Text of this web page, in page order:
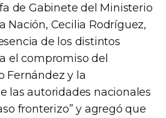
de Gabinete del Ministerio
Nación, Cecilia Rodríguez,
de los distintos
el compromiso del
Fernández y la
las autoridades nacionales
fronterizo” y agregó que